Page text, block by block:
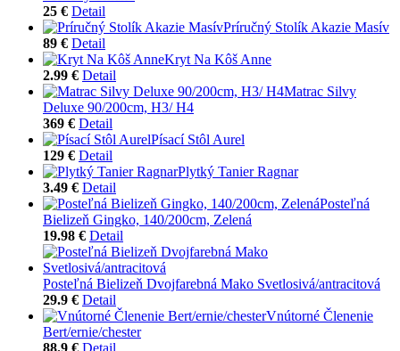
25 € Detail
Príručný Stolík Akazie Masív
89 € Detail
Kryt Na Kôš Anne
2.99 € Detail
Matrac Silvy
Deluxe 90/200cm, H3/ H4
369 € Detail
Písací Stôl Aurel
129 € Detail
Plytký Tanier Ragnar
3.49 € Detail
Posteľná
Bielizeň Gingko, 140/200cm, Zelená
19.98 € Detail
Posteľná Bielizeň Dvojfarebná Mako Svetlosivá/antracitová
29.9 € Detail
Vnútorné Členenie
Bert/ernie/chester
88.9 € Detail